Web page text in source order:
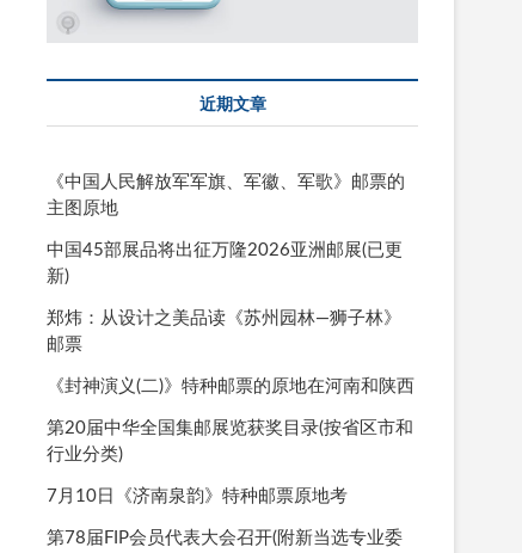
近期文章
《中国人民解放军军旗、军徽、军歌》邮票的
主图原地
中国45部展品将出征万隆2026亚洲邮展(已更
新)
郑炜：从设计之美品读《苏州园林—狮子林》
邮票
《封神演义(二)》特种邮票的原地在河南和陕西
第20届中华全国集邮展览获奖目录(按省区市和
行业分类)
7月10日《济南泉韵》特种邮票原地考
第78届FIP会员代表大会召开(附新当选专业委